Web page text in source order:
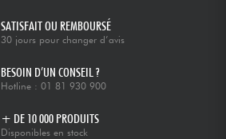
SATISFAIT OU REMBOURSÉ
30 jours pour changer d’avis
BESOIN D’UN CONSEIL ?
Hotline : 01 81 930 900
+ DE 10 000 PRODUITS
Disponibles en stock